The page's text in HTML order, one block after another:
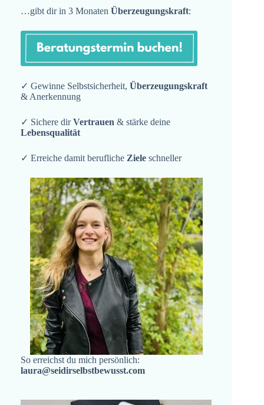
…gibt dir in 3 Monaten Überzeugungskraft:
✓ Gewinne Selbstsicherheit, Überzeugungskraft
& Anerkennung
✓ Sichere dirVertrauen & stärke deine
Lebensqualität
✓ Erreiche damit berufliche Ziele schneller
So erreichst du mich persönlich:
laura@seidirselbstbewusst.com